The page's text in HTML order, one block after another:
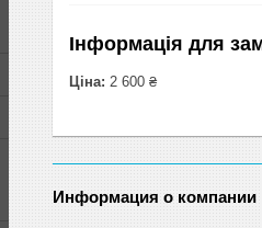
Інформація для
Ціна: 2 600 ₴
Информация о компании